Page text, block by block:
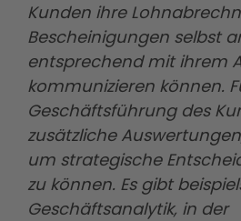
Kunden ihre
Bescheinigungen selbst
entsprechend mit ihrem
kommunizieren können.
Geschäftsführung des
zusätzliche
um strategische
zu können. Es gibt
Geschäftsanalytik, in der